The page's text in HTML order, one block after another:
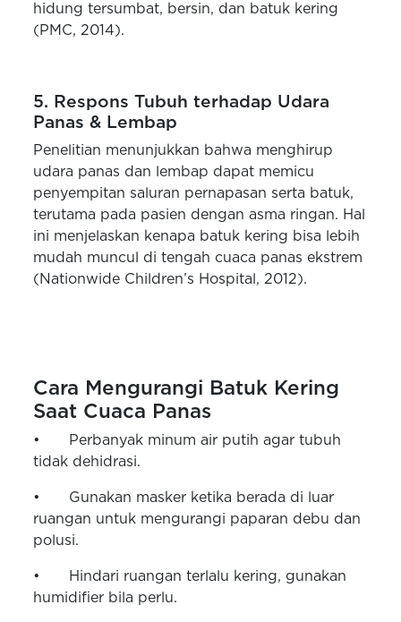
hidung tersumbat, bersin, dan batuk kering
(PMC, 2014).
5. Respons Tubuh terhadap Udara
Panas & Lembap
Penelitian menunjukkan bahwa menghirup
udara panas dan lembap dapat memicu
penyempitan saluran pernapasan serta batuk,
terutama pada pasien dengan asma ringan. Hal
ini menjelaskan kenapa batuk kering bisa lebih
mudah muncul di tengah cuaca panas ekstrem
(Nationwide Children’s Hospital, 2012).
Cara Mengurangi Batuk Kering
Saat Cuaca Panas
•
Perbanyak minum air putih agar tubuh
tidak dehidrasi.
•
Gunakan masker ketika berada di luar
ruangan untuk mengurangi paparan debu dan
polusi.
•
Hindari ruangan terlalu kering, gunakan
humidifier bila perlu.